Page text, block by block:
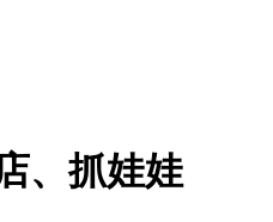
、抓娃娃